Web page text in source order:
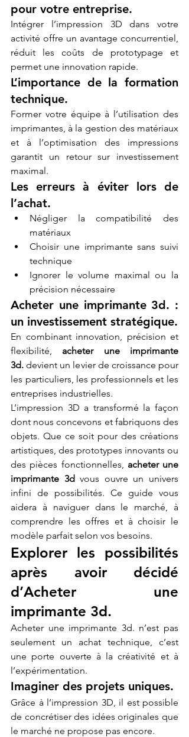
pour votre entreprise.
Intégrer l’impression 3D dans votre
activité offre un avantage concurrentiel,
réduit les coûts de prototypage et
permet une innovation rapide.
L’importance de la formation
technique.
Former votre équipe à l’utilisation des
imprimantes, à la gestion des matériaux
et à l’optimisation des impressions
garantit un retour sur investissement
maximal.
Les erreurs à éviter lors de
l’achat.
Négliger la compatibilité des
matériaux
Choisir une imprimante sans suivi
technique
Ignorer le volume maximal ou la
précision nécessaire
Acheter une imprimante 3d. :
un investissement stratégique.
En combinant innovation, précision et
flexibilité, acheter une imprimante
3d. devient un levier de croissance pour
les particuliers, les professionnels et les
entreprises industrielles.
L’impression 3D a transformé la façon
dont nous concevons et fabriquons des
objets. Que ce soit pour des créations
artistiques, des prototypes innovants ou
des pièces fonctionnelles, acheter une
imprimante 3d vous ouvre un univers
infini de possibilités. Ce guide vous
aidera à naviguer dans le marché, à
comprendre les offres et à choisir le
modèle parfait selon vos besoins.
Explorer les possibilités
après avoir décidé
d’Acheter une
imprimante 3d.
Acheter une imprimante 3d. n’est pas
seulement un achat technique, c’est
une porte ouverte à la créativité et à
l’expérimentation.
Imaginer des projets uniques.
Grâce à l’impression 3D, il est possible
de concrétiser des idées originales que
le marché ne propose pas encore.